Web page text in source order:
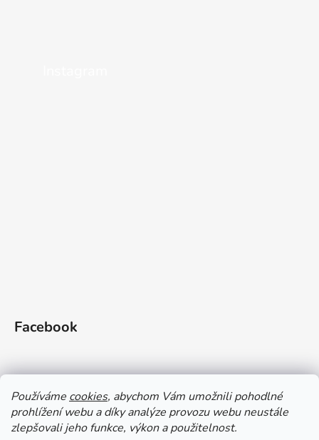
Používáme cookies, abychom Vám umožnili pohodlné
prohlížení webu a díky analýze provozu webu neustále
zlepšovali jeho funkce, výkon a použitelnost.
Facebook
Doprava a platba Vrácení zboží Obchodní podmínky